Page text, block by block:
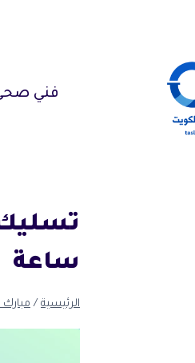
فني
ساعة
الرئيسية / مبارك